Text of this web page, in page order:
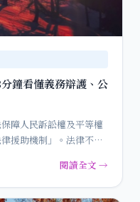
鐘看懂義務辯護、公
障人民訴訟權及平等權
援助機制」。法律不應
閱讀全文 →